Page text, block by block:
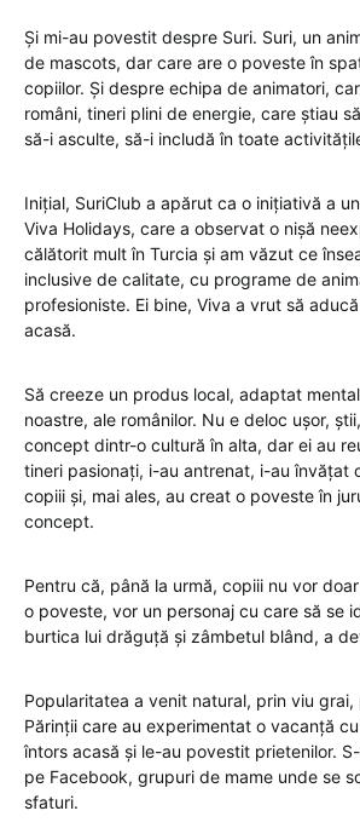
Și mi-au povestit despre Suri. Suri, un
de mascots, dar care are o poveste în
copiilor. Și despre echipa de animatori,
români, tineri plini de energie, care știau
să-i asculte, să-i includă în toate
Inițial, SuriClub a apărut ca o inițiativă a
Viva Holidays, care a observat o nișă
călătorit mult în Turcia și am văzut ce
inclusive de calitate, cu programe de
profesioniste. Ei bine, Viva a vrut să
acasă.
Să creeze un produs local, adaptat
noastre, ale românilor. Nu e deloc ușor,
concept dintr-o cultură în alta, dar ei au
tineri pasionați, i-au antrenat, i-au învățat
copiii și, mai ales, au creat o poveste în
concept.
Pentru că, până la urmă, copiii nu vor
o poveste, vor un personaj cu care să se
burtica lui drăguță și zâmbetul blând, a
Popularitatea a venit natural, prin viu grai,
Părinții care au experimentat o vacanță
întors acasă și le-au povestit prietenilor.
pe Facebook, grupuri de mame unde se
sfaturi.